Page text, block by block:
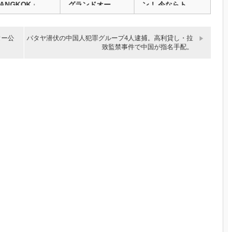
」
…
グランドオー…
ン！ 今ならト…
ー公
パタヤ潜伏の中国人犯罪グループ4人逮捕。高利貸し・拉
致監禁事件で中国が指名手配。